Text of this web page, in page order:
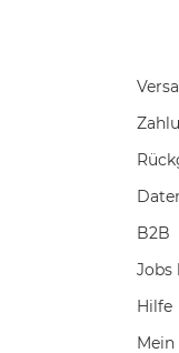
B2B
Jobs
Hilfe